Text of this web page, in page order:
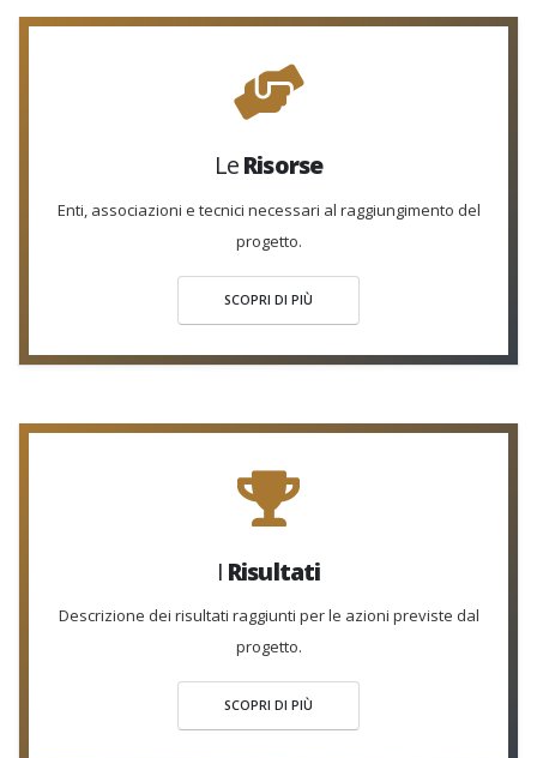
LeRisorse
Enti, associazioni e tecnici necessari al raggiungimento del
progetto.
SCOPRI DI PIÙ
I Risultati
Descrizione dei risultati raggiunti per le azioni previste dal
progetto.
SCOPRI DI PIÙ